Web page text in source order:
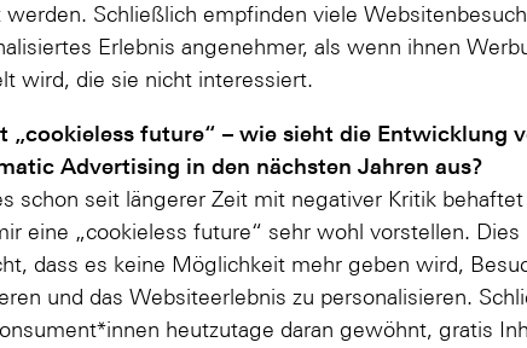
werden. Schließlich empfinden viele
Erlebnis angenehmer, als wenn ihnen
wird, die sie nicht interessiert.
„cookieless future“ – wie sieht die Entwicklung
Advertising in den nächsten Jahren aus?
schon seit längerer Zeit mit negativer Kritik
eine „cookieless future“ sehr wohl vorstellen.
dass es keine Möglichkeit mehr geben wird,
und das Websiteerlebnis zu personalisieren.
heutzutage daran gewöhnt, gratis